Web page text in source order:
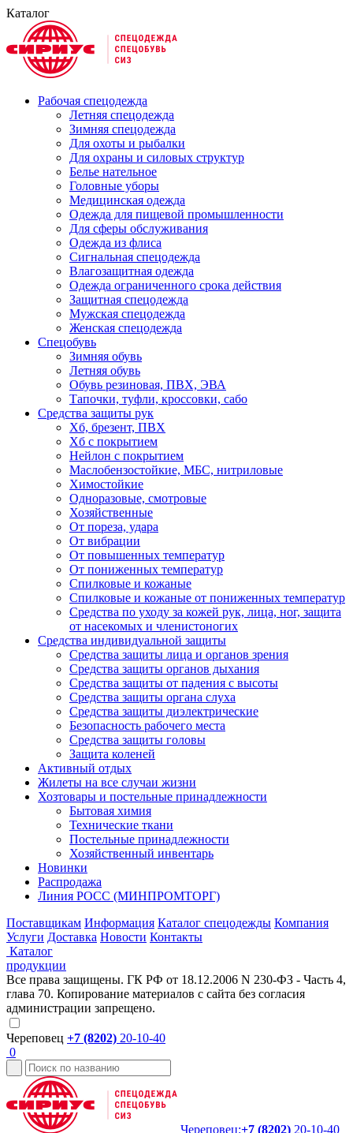
Каталог
Рабочая спецодежда
Летняя спецодежда
Зимняя спецодежда
Для охоты и рыбалки
Для охраны и силовых структур
Белье нательное
Головные уборы
Медицинская одежда
Одежда для пищевой промышленности
Для сферы обслуживания
Одежда из флиса
Сигнальная спецодежда
Влагозащитная одежда
Одежда ограниченного срока действия
Защитная спецодежда
Мужская спецодежда
Женская спецодежда
Спецобувь
Зимняя обувь
Летняя обувь
Обувь резиновая, ПВХ, ЭВА
Тапочки, туфли, кроссовки, сабо
Средства защиты рук
Хб, брезент, ПВХ
Хб с покрытием
Нейлон с покрытием
Маслобензостойкие, МБС, нитриловые
Химостойкие
Одноразовые, смотровые
Хозяйственные
От пореза, удара
От вибрации
От повышенных температур
От пониженных температур
Спилковые и кожаные
Спилковые и кожаные от пониженных температур
Средства по уходу за кожей рук, лица, ног, защита
от насекомых и членистоногих
Средства индивидуальной защиты
Средства защиты лица и органов зрения
Средства защиты органов дыхания
Средства защиты от падения с высоты
Средства защиты органа слуха
Средства защиты диэлектрические
Безопасность рабочего места
Средства защиты головы
Защита коленей
Активный отдых
Жилеты на все случаи жизни
Хозтовары и постельные принадлежности
Бытовая химия
Технические ткани
Постельные принадлежности
Хозяйственный инвентарь
Новинки
Распродажа
Линия РОСС (МИНПРОМТОРГ)
Поставщикам Информация Каталог спецодежды Компания
Услуги Доставка Новости Контакты
Каталог
продукции
Все права защищены. ГК РФ от 18.12.2006 N 230-ФЗ - Часть 4,
глава 70. Копирование материалов с сайта без согласия
администрации запрещено.
Череповец +7 (8202) 20-10-40
0
Череповец:+7 (8202) 20-10-40